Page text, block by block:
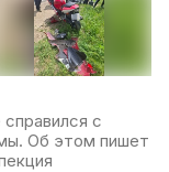
с
Об этом пишет